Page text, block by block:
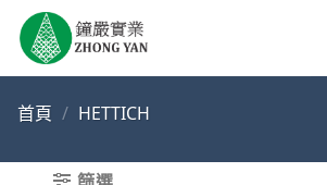
首頁 / HETTICH